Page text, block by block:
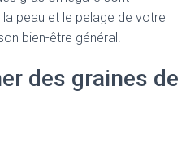
peau et le pelage de votre
bien-être général.
des graines de